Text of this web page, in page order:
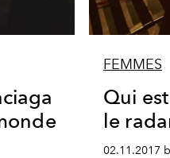
FEMMES
Qui
le
02.11.2017